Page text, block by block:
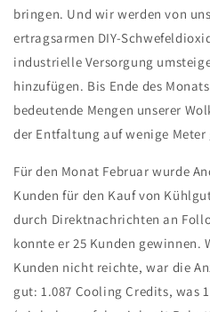
bringen. Und wir werden von
ertragsarmen DIY-
industrielle Versorgung
hinzufügen. Bis Ende des
bedeutende Mengen unserer
der Entfaltung auf wenige
Für den Monat Februar wurde
Kunden für den Kauf von
durch Direktnachrichten an
konnte er 25 Kunden gewinnen.
Kunden nicht reichte, war die
gut: 1.087 Cooling Credits, was